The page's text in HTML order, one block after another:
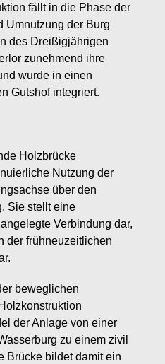
fällt in die Phase der
Umnutzung der Burg
des Dreißigjährigen
zunehmend ihre
wurde in einen
Gutshof integriert.
Holzbrücke
Nutzung der
über den
Sie stellt eine
Verbindung dar,
der frühneuzeitlichen
beweglichen
der Anlage von einer
zu einem zivil
Brücke bildet damit ein